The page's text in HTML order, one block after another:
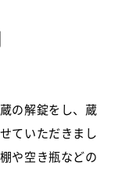
の解錠をし、蔵
ていただきまし
や空き瓶などの